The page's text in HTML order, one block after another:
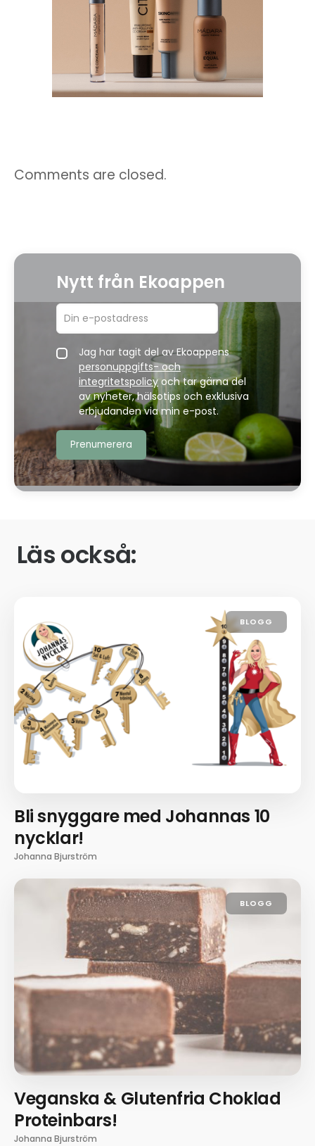
Comments are closed.
Nytt från Ekoappen
Jag har tagit del av Ekoappens
personuppgifts- och
integritetspolicyoch tar gärna del
av nyheter, hälsotips och exklusiva
erbjudanden via min e-post.
Läs också:
BLOGG
Bli snyggare med Johannas 10
nycklar!
Johanna Bjurström
BLOGG
Veganska & Glutenfria Choklad
Proteinbars!
Johanna Bjurström